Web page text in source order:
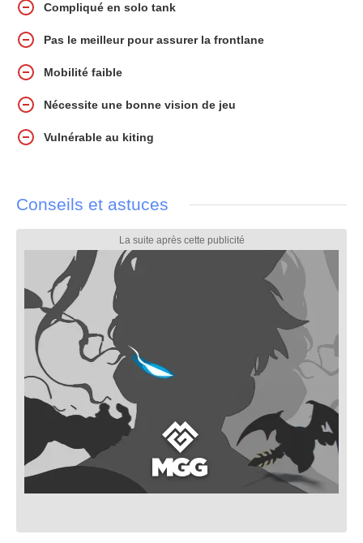
Compliqué en solo tank
Pas le meilleur pour assurer la frontlane
Mobilité faible
Nécessite une bonne vision de jeu
Vulnérable au kiting
Conseils et astuces